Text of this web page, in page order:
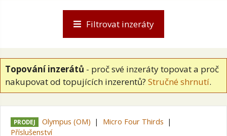
Topování inzerátů - proč své inzeráty topovat a proč
nakupovat od topujících inzerentů? Stručné shrnutí.
PRODEJ Olympus (OM)
Micro Four Thirds
Příslušenství
Filtrovat inzeráty